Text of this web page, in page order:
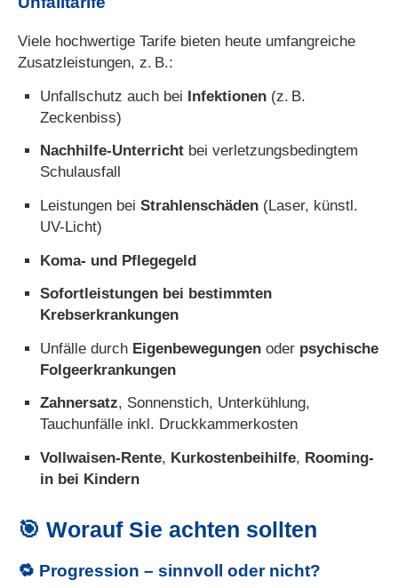
Viele hochwertige Tarife bieten heute umfangreiche
Zusatzleistungen, z. B.:
Unfallschutz auch bei Infektionen (z. B.
Zeckenbiss)
Nachhilfe-Unterricht bei verletzungsbedingtem
Schulausfall
Leistungen bei Strahlenschäden (Laser, künstl.
UV-Licht)
Koma- und Pflegegeld
Sofortleistungen bei bestimmten
Krebserkrankungen
Unfälle durch Eigenbewegungen oder psychische
Folgeerkrankungen
Zahnersatz, Sonnenstich, Unterkühlung,
Tauchunfälle inkl. Druckkammerkosten
Vollwaisen-Rente, Kurkostenbeihilfe, Rooming-
in bei Kindern
🎯 Worauf Sie achten sollten
🔁 Progression – sinnvoll oder nicht?